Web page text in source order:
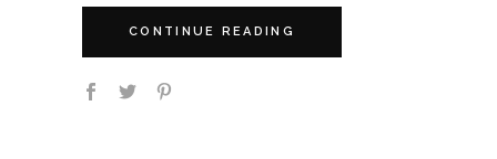
CONTINUE READING